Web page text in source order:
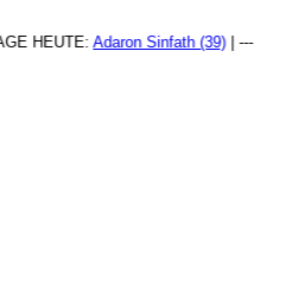
HEUTE:Adaron Sinfath (39)| ---